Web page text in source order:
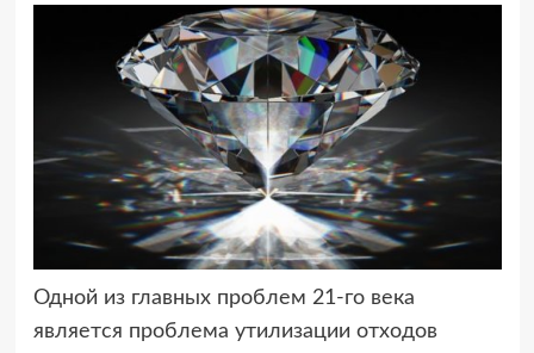
Одной из главных проблем 21-го века
является проблема утилизации отходов